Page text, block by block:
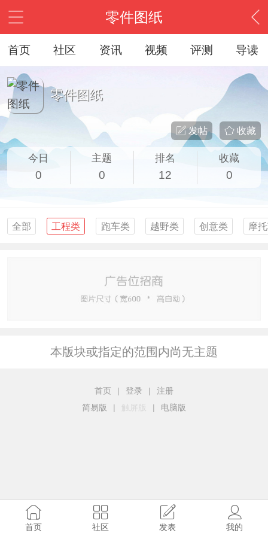
零件图纸
首页 社区 资讯 视频 评测 导读
零件图纸
收藏
发帖
今日
0
主题
0
排名
12
收藏
0
全部 工程类 跑车类 越野类 创意类 摩
本版块或指定的范围内尚无主题
首页 | 登录 |
注册
简易版
| 触屏版 | 电脑版
首页 社区 发表 我的